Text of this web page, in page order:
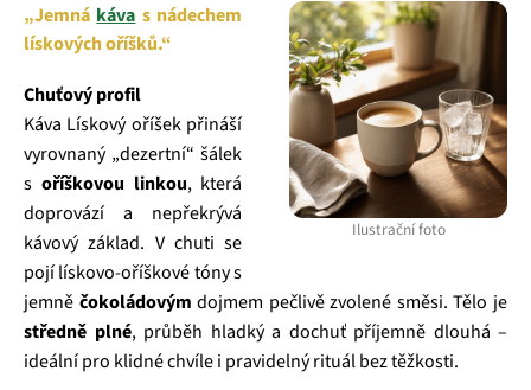
Ilustrační foto
„Jemná káva s nádechem
lískových oříšků.“
Chuťový profil
Káva Lískový oříšek přináší
vyrovnaný „dezertní“ šálek
s oříškovou linkou, která
doprovází a nepřekrývá
kávový základ. V chuti se
pojí lískovo‑oříškové tóny s
jemně čokoládovým dojmem pečlivě zvolené směsi. Tělo je
středně plné, průběh hladký a dochuť příjemně dlouhá –
ideální pro klidné chvíle i pravidelný rituál bez těžkosti.